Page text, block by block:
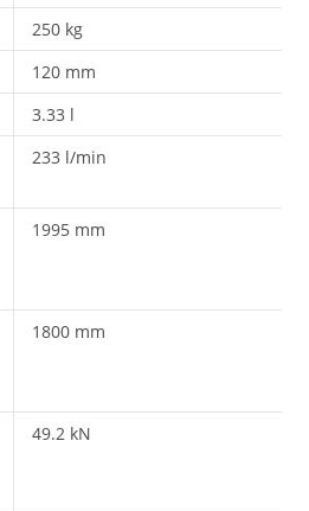
250 kg
120 mm
3.33 l
233 l/min
1995 mm
1800 mm
49.2 kN